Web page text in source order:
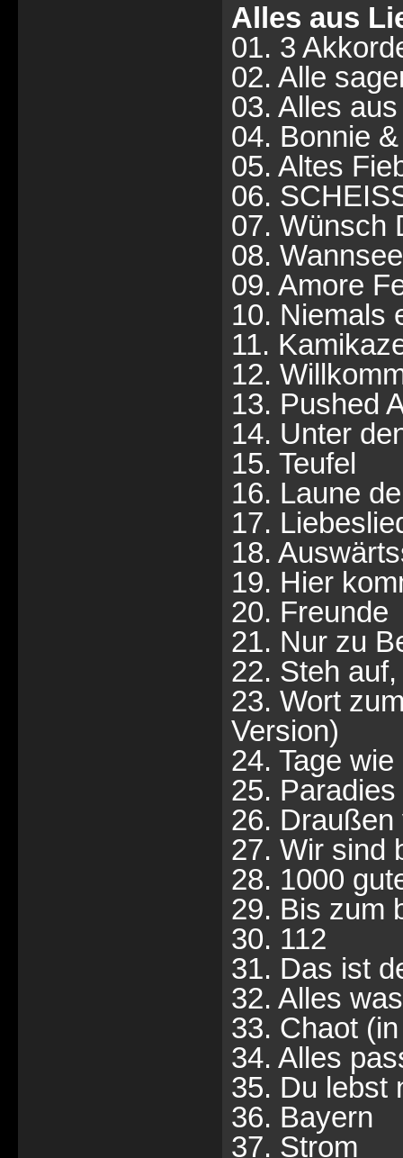
Alles aus
01. 3
02. Alle
03. Alles
04. Bonnie
05. Altes
06.
07. Wünsch
08. Wannsee
09. Amore
10. Niemals
11.
12.
13. Pushed
14. Unter
15. Teufel
16. Laune
17.
18.
19. Hier
20. Freunde
21. Nur zu
22. Steh
23. Wort
Version)
24. Tage
25. Paradies
26. Draußen
27. Wir sind
28. 1000
29. Bis zum
30. 112
31. Das ist
32. Alles
33. Chaot
34. Alles
35. Du lebst
36. Bayern
37. Strom